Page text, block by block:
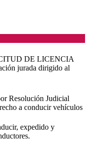
DE LICENCIA
jurada dirigido al
Resolución Judicial
a conducir vehículos
expedido y